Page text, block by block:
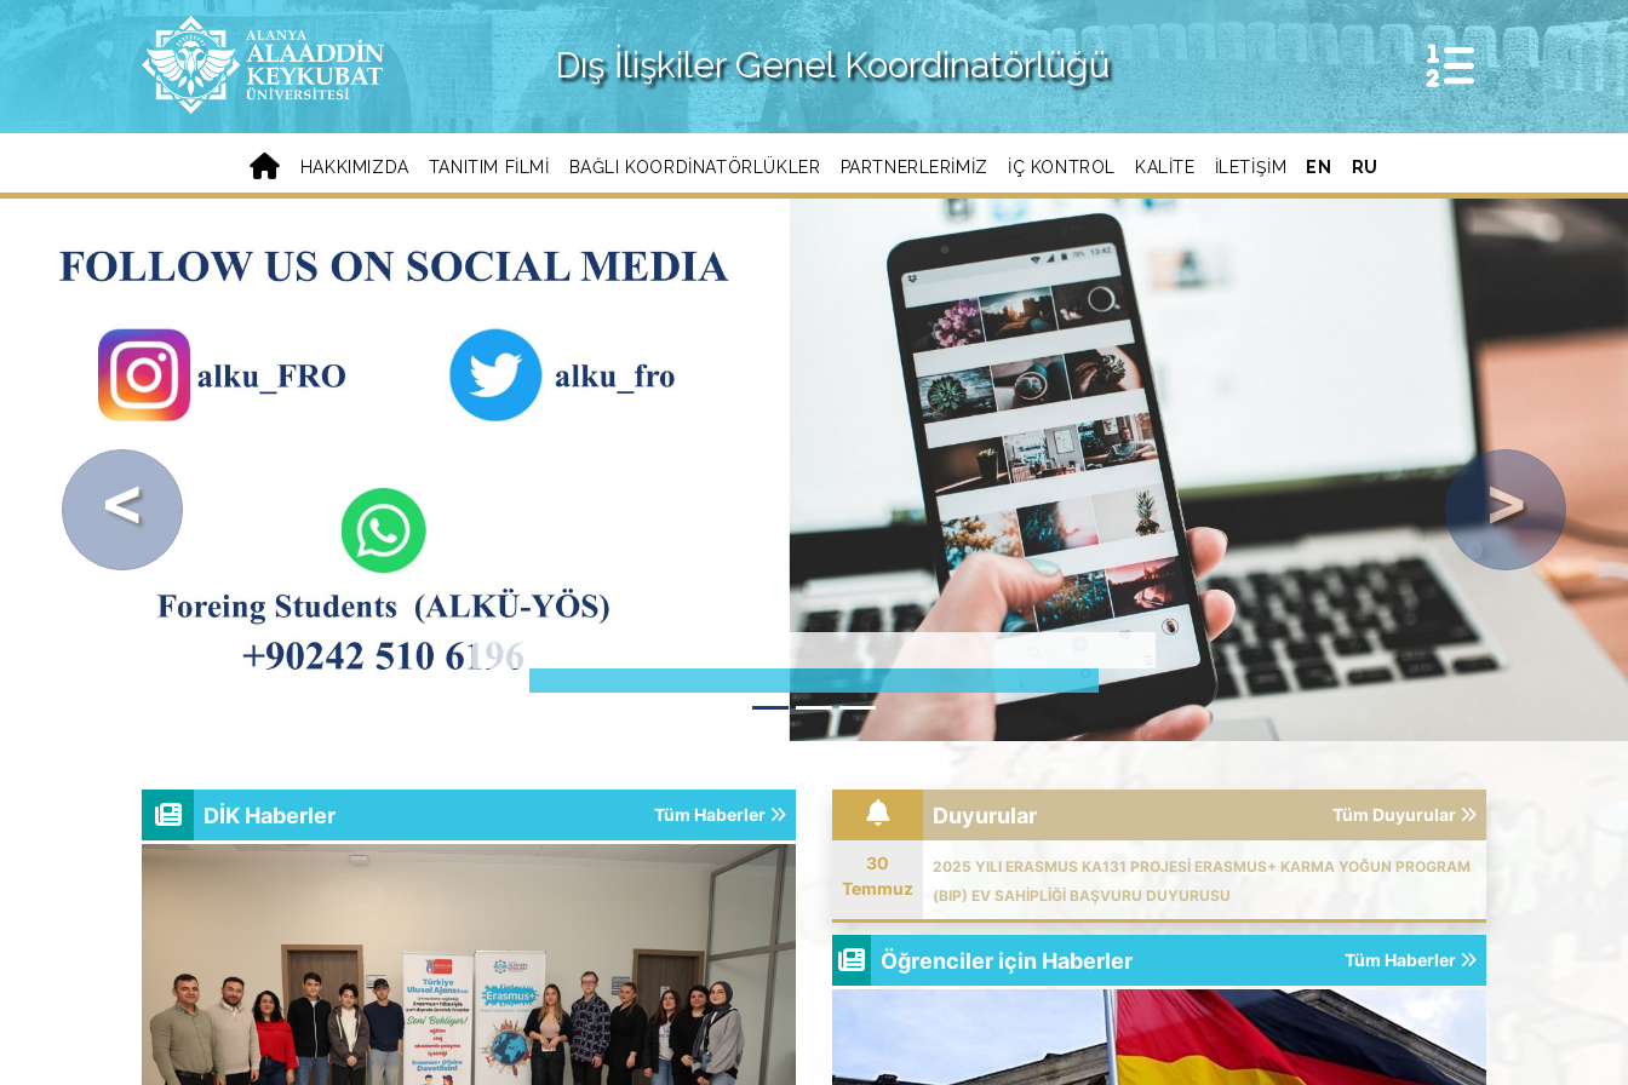
Dış İlişkiler Genel Koordinatörlüğü
HAKKIMIZDA TANITIM FILMI BAĞLI KOORDINATÖRLÜKLER PARTNERLERIMIZ İÇ KONTROL KALITE ILETIŞIM EN RU
Previous Next
DİK Haberler Tüm Haberler Duyurular Tüm Duyurular
30
Temmuz
2025 YILI ERASMUS KA131 PROJESI ERASMUS+ KARMA YOĞUN PROGRAM
(BIP) EV SAHIPLIĞI BAŞVURU DUYURUSU
Öğrenciler için Haberler Tüm Haberler